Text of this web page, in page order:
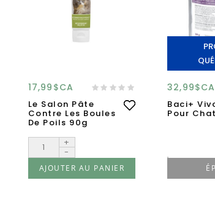
17,99$CA
Le Salon Pâte
Contre Les Boules
De Poils 90g
+
-
AJOUTER AU PANIER
32,99$CA
Baci+
Pour